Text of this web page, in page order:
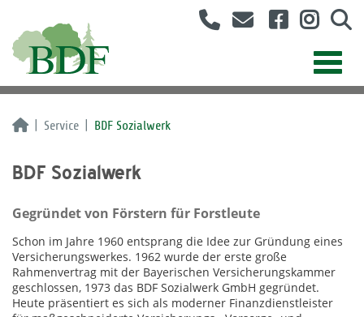
Service BDF Sozialwerk
BDF Sozialwerk
Gegründet von Förstern für Forstleute
Schon im Jahre 1960 entsprang die Idee zur Gründung eines
Versicherungswerkes. 1962 wurde der erste große
Rahmenvertrag mit der Bayerischen Versicherungskammer
geschlossen, 1973 das BDF Sozialwerk GmbH gegründet.
Heute präsentiert es sich als moderner Finanzdienstleister